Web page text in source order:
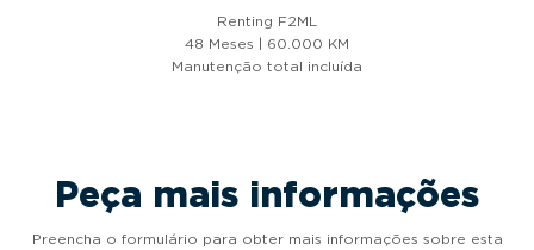
Renting F2ML
48 Meses | 60.000 KM
Manutenção total incluída
Peça mais informações
Preencha o formulário para obter mais informações sobre esta